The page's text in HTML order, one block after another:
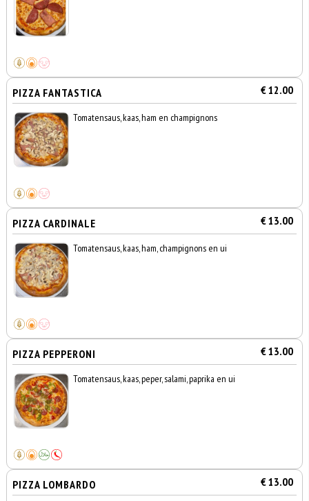
PIZZA FANTASTICA € 12.00
Tomatensaus, kaas, ham en champignons
PIZZA CARDINALE € 13.00
Tomatensaus, kaas, ham, champignons en ui
PIZZA PEPPERONI € 13.00
Tomatensaus, kaas, peper, salami, paprika en ui
PIZZA LOMBARDO € 13.00